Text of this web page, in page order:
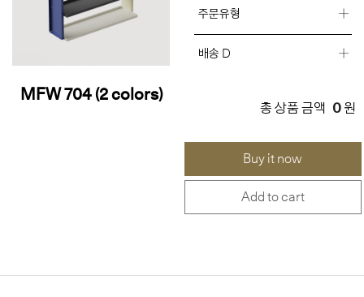
MFW 704 (2 colors)
주문유형
배송 D
총 상품 금액 0 원
Buy it now
Add to cart